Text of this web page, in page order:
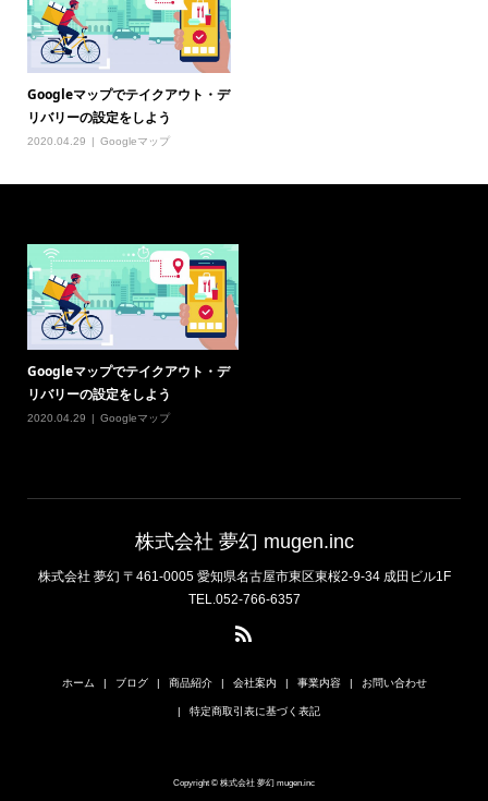
Googleマップでテイクアウト・デ
リバリーの設定をしよう
2020.04.29 Googleマップ
Googleマップでテイクアウト・デ
リバリーの設定をしよう
2020.04.29 Googleマップ
株式会社 夢幻 mugen.inc
株式会社 夢幻 〒461-0005 愛知県名古屋市東区東桜2-9-34 成田ビル1F
TEL.052-766-6357
ホーム ブログ 商品紹介 会社案内 事業内容 お問い合わせ
特定商取引表に基づく表記
Copyright © 株式会社 夢幻 mugen.inc